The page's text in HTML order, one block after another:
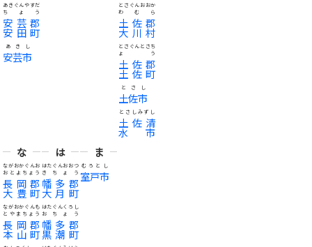
安芸郡
安田町
あきぐんやすだ
ちょう
安芸市
あきし
土佐郡
大川村
とさぐんおおか
わむら
土佐郡
土佐町
とさぐんとさち
ょう
土佐市
とさし
土佐清
水市
とさしみずし
な
長岡郡
大豊町
ながおかぐんお
おとよちょう
長岡郡
本山町
ながおかぐんも
とやまちょう
は
幡多郡
大月町
はたぐんおおつ
きちょう
幡多郡
黒潮町
はたぐんくろし
おちょう
ま
室戸市
むろとし